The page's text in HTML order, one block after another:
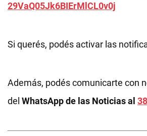
29VaQ05Jk6BIErMlCL0v0j
Si querés, podés activar las
Además, podés comunicarte con
del WhatsApp de las Noticias al